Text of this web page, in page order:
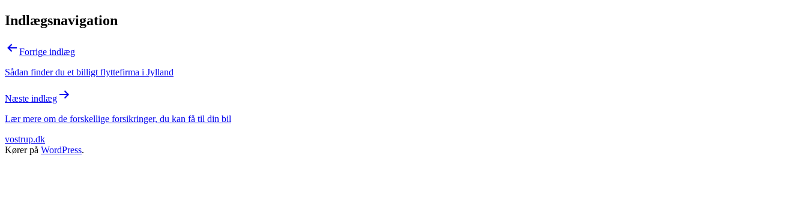
Indlægsnavigation
Forrige indlæg
Sådan finder du et billigt flyttefirma i Jylland
Næste indlæg
Lær mere om de forskellige forsikringer, du kan få til din bil
vostrup.dk
Kører på WordPress.